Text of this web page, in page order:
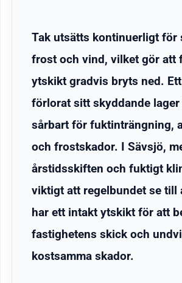
Tak utsätts kontinuerligt för
frost och vind, vilket gör att
ytskikt gradvis bryts ned.
förlorat sitt skyddande lager
sårbart för fuktinträngning,
och frostskador. I Sävsjö,
årstidsskiften och fuktigt
viktigt att regelbundet se till
har ett intakt ytskikt för att
fastighetens skick och
kostsamma skador.